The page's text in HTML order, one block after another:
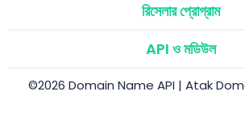
রিসেলার প্রোগ্রাম
API ও মডিউল
©2026 Domain Name API | Atak Domain